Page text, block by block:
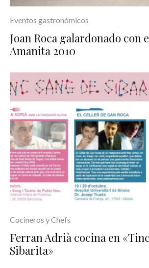
Eventos gastronómicos
Joan Roca galardonado con
Amanita 2010
Cocineros y Chefs
Ferran Adrià cocina en
Sibarita»